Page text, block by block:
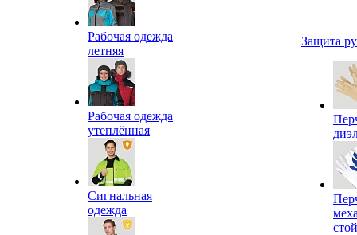
Рабочая одежда
летняя
Рабочая одежда
утеплённая
Сигнальная
одежда
Защита